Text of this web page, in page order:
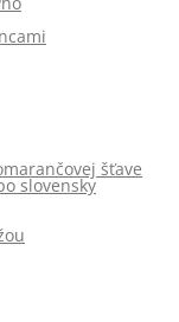
šťave
slovensky